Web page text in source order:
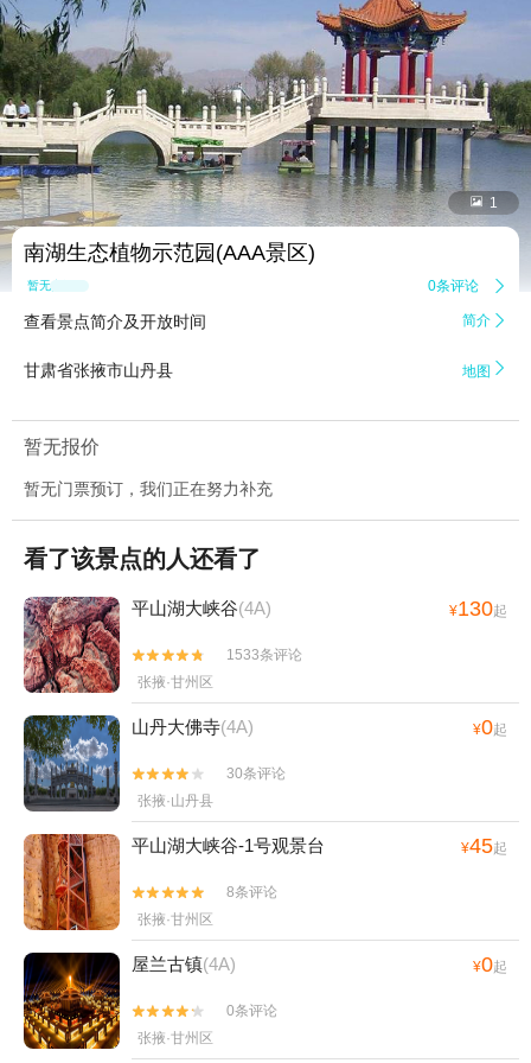
 1
南湖生态植物示范园(AAA景区)
暂无点评 0条评论 
查看景点简介及开放时间 简介 
甘肃省张掖市山丹县 地图 
暂无报价
暂无门票预订，我们正在努力补充
看了该景点的人还看了
平山湖大峡谷(4A) ¥130起


1533条评论
张掖·甘州区
山丹大佛寺(4A) ¥0起


30条评论
张掖·山丹县
平山湖大峡谷-1号观景台 ¥45起


8条评论
张掖·甘州区
屋兰古镇(4A) ¥0起


0条评论
张掖·甘州区
